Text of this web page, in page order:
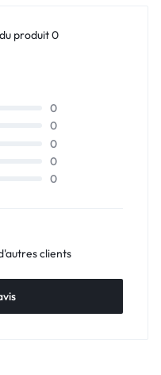
produit 0
0
0
0
0
0
clients